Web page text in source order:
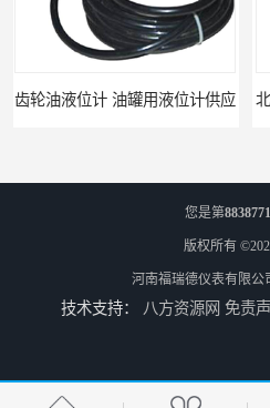
位计供应
fmu90超声波液位计 UNS 操作简单
您是第8838771
版权所有
河南福瑞德仪表有限公
技术支持： 八方资源网 免责